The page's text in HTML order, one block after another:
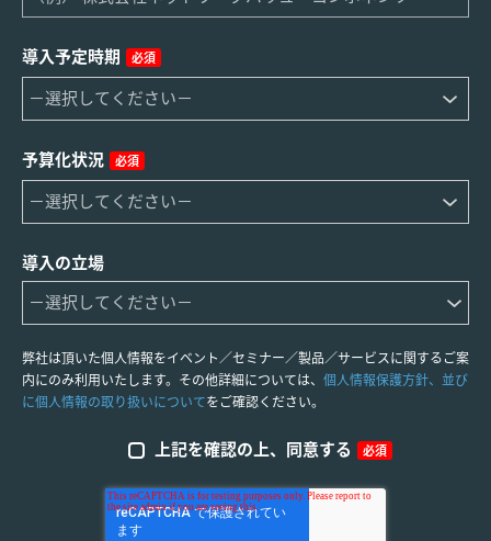
導入予定時期 必須
予算化状況 必須
導入の立場
弊社は頂いた個人情報をイベント／セミナー／製品／サービスに関するご案
内にのみ利用いたします。その他詳細については、 個人情報保護方針、並び
に個人情報の取り扱いについてをご確認ください。
上記を確認の上、同意する 必須